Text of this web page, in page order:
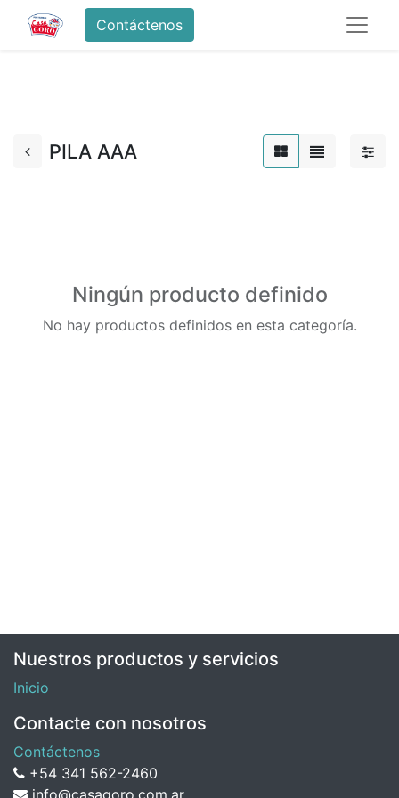
Contáctenos
PILA AAA
Ningún producto definido
No hay productos definidos en esta categoría.
Nuestros productos y servicios
Inicio
Contacte con nosotros
Contáctenos
+54 341 562-2460
info@casagoro.com.ar